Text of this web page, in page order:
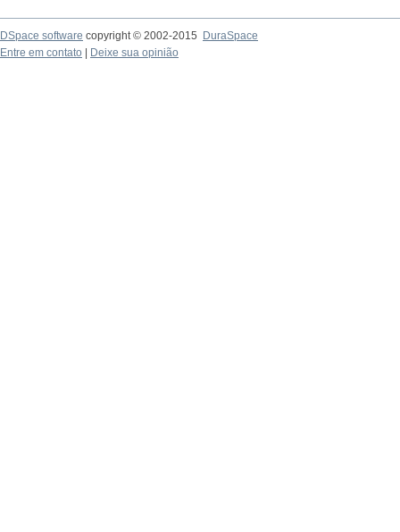
DSpace software copyright © 2002-2015
DuraSpace
Entre em contato
Deixe sua opinião